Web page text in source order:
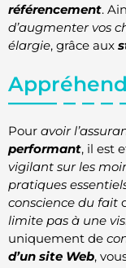
référencement.
d’augmenter vos
élargie, grâce aux
Pour avoir
performant, il est
vigilant sur les
pratiques
conscience du fait
limite pas à une
uniquement de
d’un site Web,